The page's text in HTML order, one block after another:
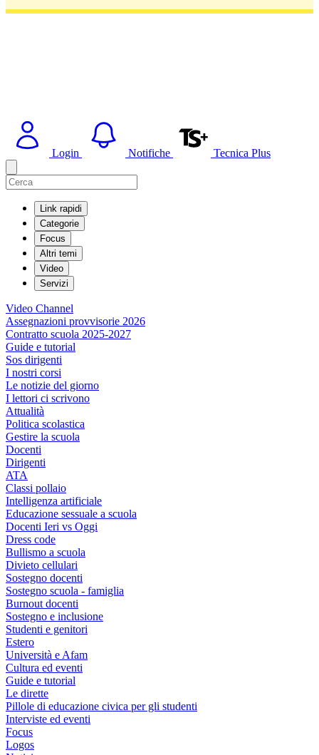
Login Notifiche Tecnica Plus
Link rapidi
Categorie
Focus
Altri temi
Video
Servizi
Video Channel
Assegnazioni provvisorie 2026
Contratto scuola 2025-2027
Guide e tutorial
Sos dirigenti
I nostri corsi
Le notizie del giorno
I lettori ci scrivono
Attualità
Politica scolastica
Gestire la scuola
Docenti
Dirigenti
ATA
Classi pollaio
Intelligenza artificiale
Educazione sessuale a scuola
Docenti Ieri vs Oggi
Dress code
Bullismo a scuola
Divieto cellulari
Sostegno docenti
Sostegno scuola - famiglia
Burnout docenti
Sostegno e inclusione
Studenti e genitori
Estero
Università e Afam
Cultura ed eventi
Guide e tutorial
Le dirette
Pillole di educazione civica per gli studenti
Interviste ed eventi
Focus
Logos